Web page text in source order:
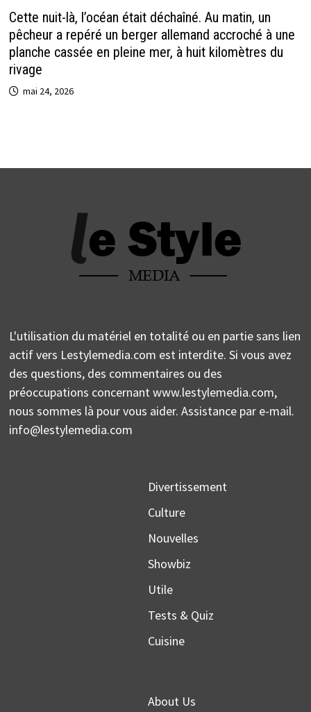
Cette nuit-là, l’océan était déchaîné. Au matin, un
pêcheur a repéré un berger allemand accroché à une
planche cassée en pleine mer, à huit kilomètres du
rivage
mai 24, 2026
L'utilisation du matériel en totalité ou en partie sans lien
actif vers Lestylemedia.com est interdite. Si vous avez
des questions, des commentaires ou des
préoccupations concernant www.lestylemedia.com,
nous sommes là pour vous aider. Assistance par e-mail.
info@lestylemedia.com
Divertissement
Culture
Nouvelles
Showbiz
Utile
Tests & Quiz
Cuisine
About Us